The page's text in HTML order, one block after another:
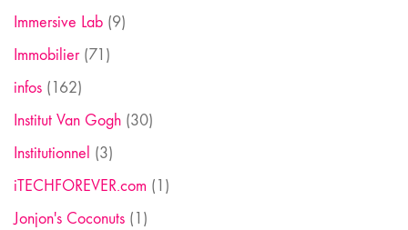
Immersive Lab (9)
Immobilier(71)
infos (162)
Institut Van Gogh (30)
Institutionnel (3)
iTECHFOREVER.com (1)
Jonjon's Coconuts (1)